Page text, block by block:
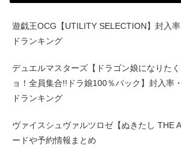
遊戯王OCG【UTILITY SELECTION】封入
ドランキング
デュエルマスターズ【ドラゴン娘になりた
ョ！全員集合!!ドラ娘100％パック】封入率
ドランキング
ヴァイスシュヴァルツロゼ【ぬきたし THE
ードや予約情報まとめ